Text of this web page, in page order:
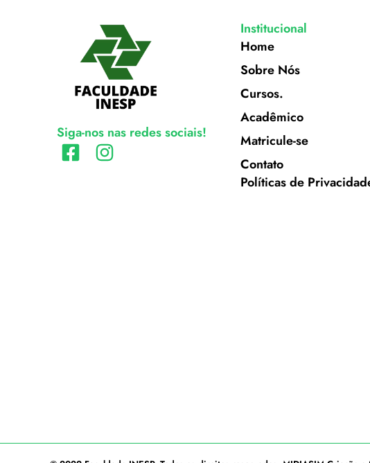
Siga-nos nas redes sociais!
Institucional
Home
Sobre Nós
Cursos.
Acadêmico
Matricule-se
Contato
Políticas de